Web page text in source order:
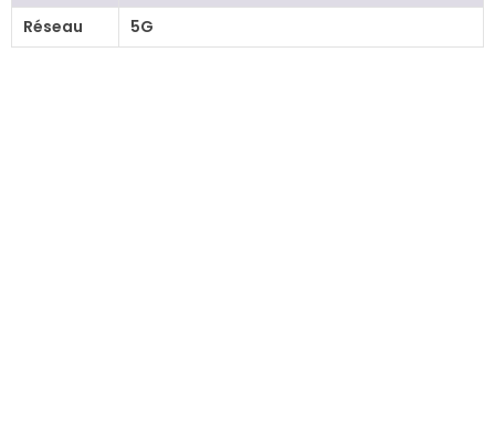
Réseau 5G